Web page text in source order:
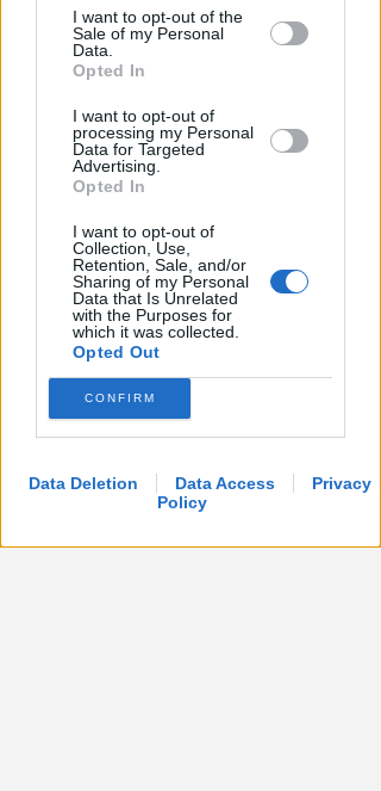
by us to third parties on the IAB’s List of
Downstream Participants that may
further disclose it to other third parties.
I want to opt-out of the
Sale of my Personal
Data.
Opted In
I want to opt-out of
processing my Personal
Data for Targeted
Advertising.
Opted In
I want to opt-out of
Collection, Use,
Retention, Sale, and/or
Sharing of my Personal
Data that Is Unrelated
with the Purposes for
which it was collected.
Opted Out
CONFIRM
Data Deletion Data Access
Privacy
Policy
A San Marino scatta
l'emergenza idrica: divieti e
maggiorazioni in bolletta
Redazione